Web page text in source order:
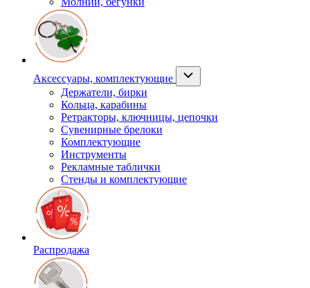
Аксессуары, комплектующие
Держатели, бирки
Кольца, карабины
Ретракторы, ключницы, цепочки
Сувенирные брелоки
Комплектующие
Инструменты
Рекламные таблички
Стенды и комплектующие
Распродажа